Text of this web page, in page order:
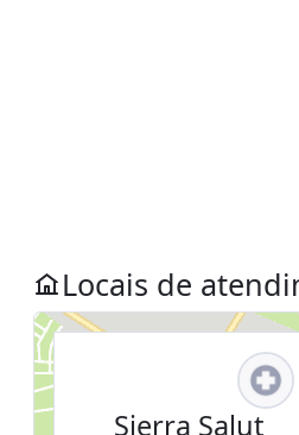
Locais de
Sierra Salut